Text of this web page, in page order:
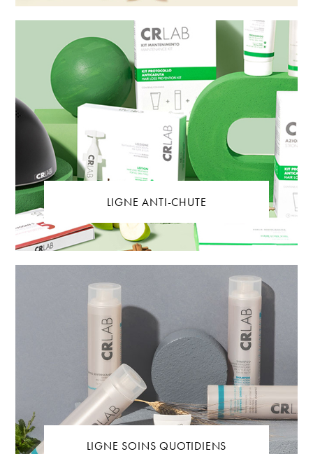
LIGNE ANTI-CHUTE
LIGNE SOINS QUOTIDIENS